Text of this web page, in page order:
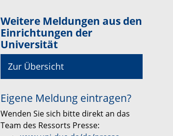
Weitere Meldungen aus den
Einrichtungen der
Universität
Zur Übersicht
Eigene Meldung eintragen?
Wenden Sie sich bitte direkt an das
Team des Ressorts Presse: